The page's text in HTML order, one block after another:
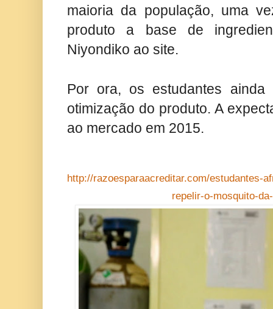
maioria da população, uma
produto a base de
Niyondiko ao site.
Por ora, os estudantes ainda
otimização do produto. A
ao mercado em 2015.
http://razoesparaacreditar.com/estudantes-
repelir-o-mosquito-